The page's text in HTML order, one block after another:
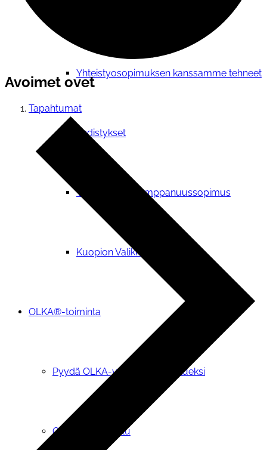
Yhteistyosopimuksen kanssamme tehneet
yhdistykset
Yhteistyö- ja kumppanuussopimus
Kuopion Valikkoryhmä
OLKA®-toiminta
Pyydä OLKA-vapaaehtoinen tueksi
OIVA-tietopalvelu
Avoimet ovet
Tapahtumat